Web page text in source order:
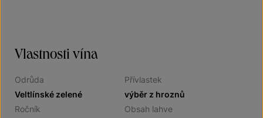
Vlastnosti vína
Odrůda
Veltlínské zelené
Přívlastek
výběr z hroznů
Ročník
Obsah lahve